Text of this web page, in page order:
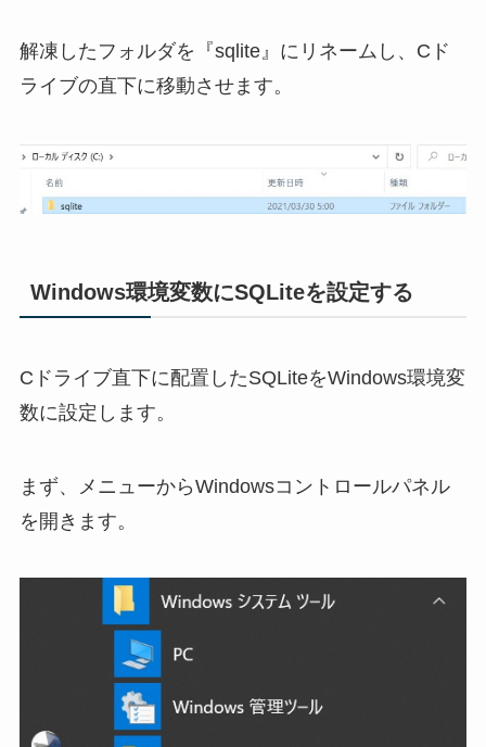
解凍したフォルダを『sqlite』にリネームし、Cド
ライブの直下に移動させます。
Windows環境変数にSQLiteを設定する
Cドライブ直下に配置したSQLiteをWindows環境変
数に設定します。
まず、メニューからWindowsコントロールパネル
を開きます。